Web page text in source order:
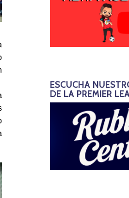
ESCUCHA
DE LA PREMIER